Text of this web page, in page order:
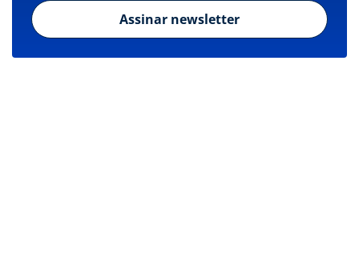
Assinar newsletter